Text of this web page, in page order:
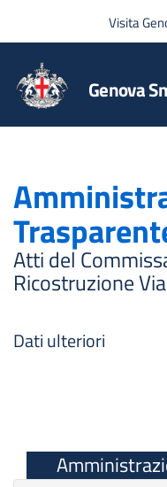
Salta al
Visita
Genova
Atti del
Ricostruzione
Dati ulteriori